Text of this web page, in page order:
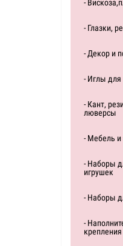
-
- Глазки,
- Декор и
- Иглы для
- Кант,
люверсы
- Мебель
- Наборы
игрушек
- Наборы
-
крепления